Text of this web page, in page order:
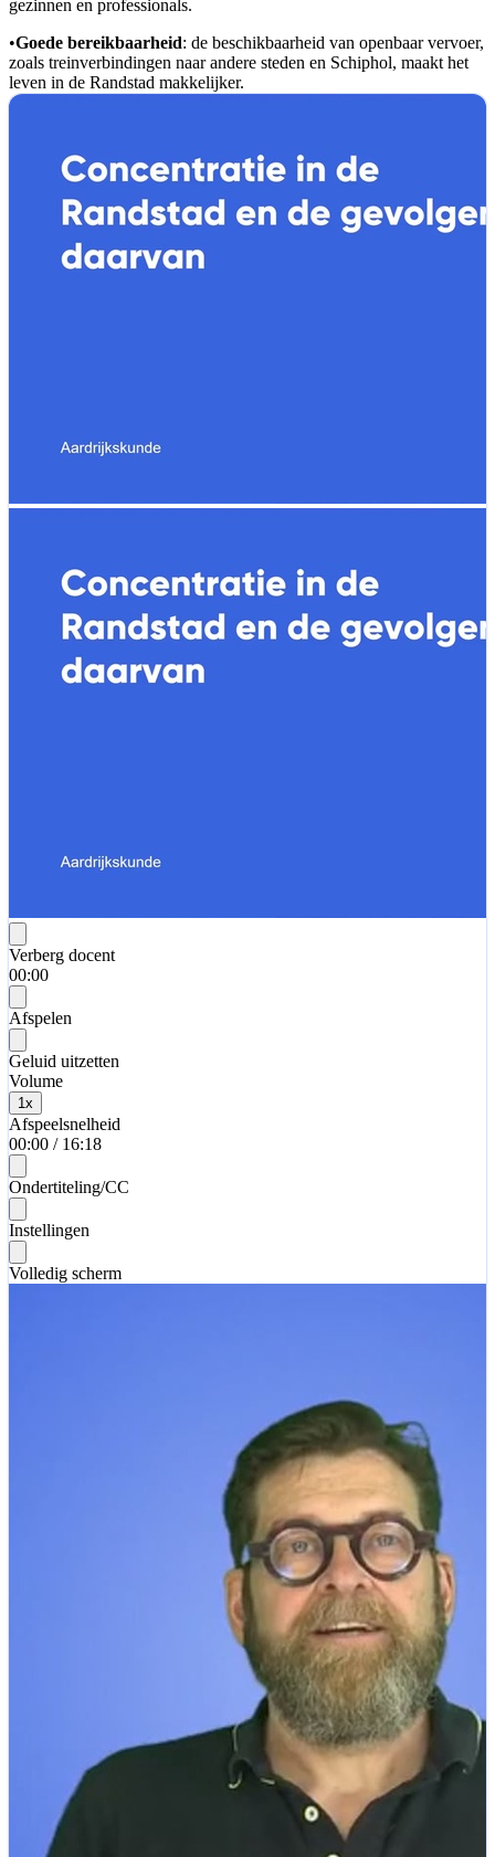
gezinnen en professionals.
•Goede bereikbaarheid: de beschikbaarheid van openbaar vervoer,
zoals treinverbindingen naar andere steden en Schiphol, maakt het
leven in de Randstad makkelijker.
Verberg docent
00:00
Afspelen
Geluid uitzetten
Volume
1x
Afspeelsnelheid
00:00 / 16:18
Ondertiteling/CC
Instellingen
Volledig scherm